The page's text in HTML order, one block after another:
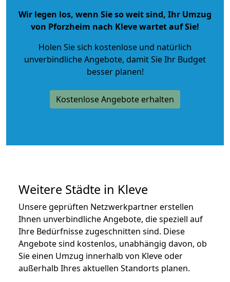
Wir legen los, wenn Sie so weit sind, Ihr Umzug
von Pforzheim nach Kleve wartet auf Sie!
Holen Sie sich kostenlose und natürlich
unverbindliche Angebote, damit Sie Ihr Budget
besser planen!
Kostenlose Angebote erhalten
Weitere Städte in Kleve
Unsere geprüften Netzwerkpartner erstellen
Ihnen unverbindliche Angebote, die speziell auf
Ihre Bedürfnisse zugeschnitten sind. Diese
Angebote sind kostenlos, unabhängig davon, ob
Sie einen Umzug innerhalb von Kleve oder
außerhalb Ihres aktuellen Standorts planen.